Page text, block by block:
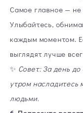
Самое главное — не
Улыбайтесь,
каждым моментом.
выглядят лучше
✨ Совет: За день
утром
людьми.